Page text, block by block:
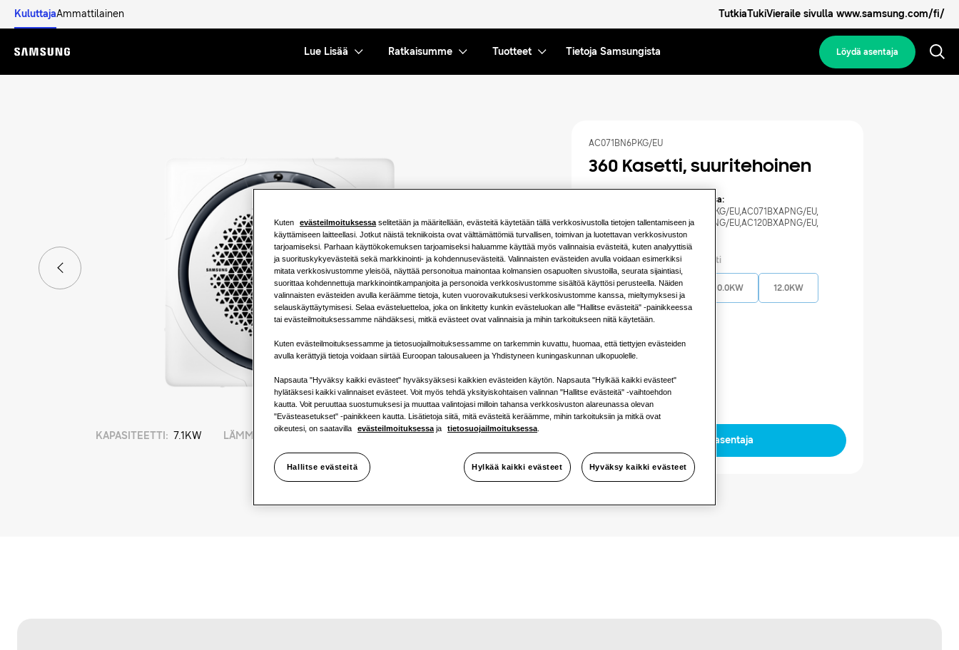
KuluttajaAmmattilainen TutkiaTukiVieraile sivulla www.samsung.com/fi/
Menu
Lue Lisää Ratkaisumme Tuotteet Tietoja Samsungista Löydä asentaja
KAPASITEETTI : 7.1KW LÄMMITYS JÄÄHDYTYS:
360 Kasetti, suuritehoinen
AC071BN6PKG/EU
Yhteensopiva seuraavien kanssa:
AC071BXAPKG/EU,AC071BXAPNG/EU,
AC100BXAPKG/EU,AC100BXAPNG/EU,AC120BXAPNG/EU,
AC140BXAPNG/EU
Käytettävissä oleva kapasiteetti
5.2KW 7.1KW 10.0KW 12.0KW
14.0KW
Käytettävissä oleva teho
1 vaihe
Löydä asentaja
Kuten evästeilmoituksessa selitetään ja määritellään, evästeitä käytetään tällä verkkosivustolla tietojen tallentamiseen ja
käyttämiseen laitteellasi. Jotkut näistä tekniikoista ovat välttämättömiä turvallisen, toimivan ja luotettavan verkkosivuston
tarjoamiseksi. Parhaan käyttökokemuksen tarjoamiseksi haluamme käyttää myös valinnaisia evästeitä, kuten analyyttisiä
ja suorituskykyevästeitä sekä markkinointi- ja kohdennusevästeitä. Valinnaisten evästeiden avulla voidaan esimerkiksi
mitata verkkosivustomme yleisöä, näyttää personoitua mainontaa kolmansien osapuolten sivustoilla, seurata sijaintiasi,
suorittaa kohdennettuja markkinointikampanjoita ja personoida verkkosivustomme sisältöä käyttösi perusteella. Näiden
valinnaisten evästeiden avulla keräämme tietoja, kuten vuorovaikutuksesi verkkosivustomme kanssa, mieltymyksesi ja
selauskäyttäytymisesi. Selaa evästeluetteloa, joka on linkitetty kunkin evästeluokan alle "Hallitse evästeitä" -painikkeessa
tai evästeilmoituksessamme nähdäksesi, mitkä evästeet ovat valinnaisia ja mihin tarkoitukseen niitä käytetään.
Kuten evästeilmoituksessamme ja tietosuojailmoituksessamme on tarkemmin kuvattu, huomaa, että tiettyjen evästeiden
avulla kerättyjä tietoja voidaan siirtää Euroopan talousalueen ja Yhdistyneen kuningaskunnan ulkopuolelle.
Napsauta "Hyväksy kaikki evästeet" hyväksyäksesi kaikkien evästeiden käytön. Napsauta "Hylkää kaikki evästeet"
hylätäksesi kaikki valinnaiset evästeet. Voit myös tehdä yksityiskohtaisen valinnan "Hallitse evästeitä" -vaihtoehdon
kautta. Voit peruuttaa suostumuksesi ja muuttaa valintojasi milloin tahansa verkkosivuston alareunassa olevan
"Evästeasetukset" -painikkeen kautta. Lisätietoja siitä, mitä evästeitä keräämme, mihin tarkoituksiin ja mitkä ovat
oikeutesi, on saatavilla
evästeilmoituksessa ja tietosuojailmoituksessa
Hallitse evästeitä Hylkää kaikki evästeet Hyväksy kaikki evästeet